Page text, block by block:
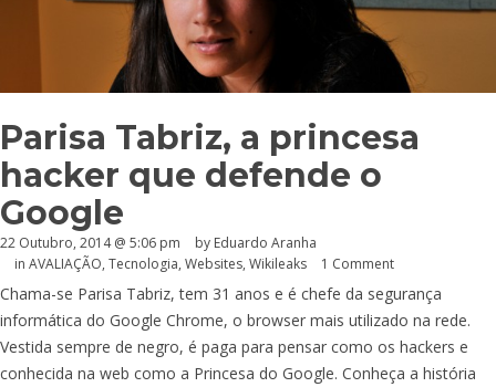
Parisa Tabriz, a princesa
hacker que defende o
Google
22 Outubro, 2014 @ 5:06 pm by Eduardo Aranha
in AVALIAÇÃO, Tecnologia, Websites, Wikileaks 1 Comment
Chama-se Parisa Tabriz, tem 31 anos e é chefe da segurança
informática do Google Chrome, o browser mais utilizado na rede.
Vestida sempre de negro, é paga para pensar como os hackers e
conhecida na web como a Princesa do Google. Conheça a história